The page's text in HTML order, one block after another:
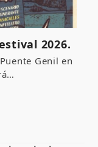
2026.
Genil en